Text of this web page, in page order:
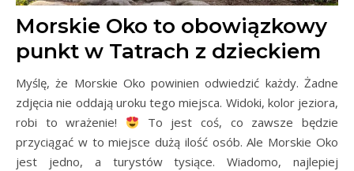
Morskie Oko to obowiązkowy
punkt w Tatrach z dzieckiem
Myślę, że Morskie Oko powinien odwiedzić każdy. Żadne
zdjęcia nie oddają uroku tego miejsca. Widoki, kolor jeziora,
robi to wrażenie!
To jest coś, co zawsze będzie
przyciągać w to miejsce dużą ilość osób. Ale Morskie Oko
jest jedno, a turystów tysiące. Wiadomo, najlepiej